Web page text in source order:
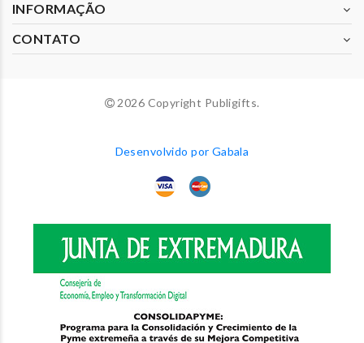
INFORMAÇÃO
CONTATO
2026 Copyright Publigifts.
Desenvolvido por Gabala